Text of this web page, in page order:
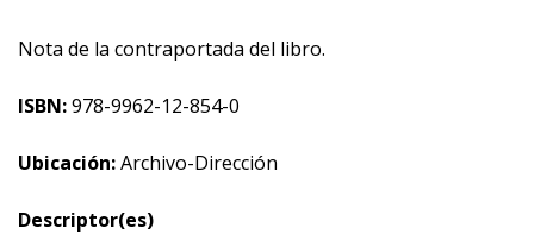
Nota de la contraportada del libro.
ISBN:978-9962-12-854-0
Ubicación:Archivo-Dirección
Descriptor(es)